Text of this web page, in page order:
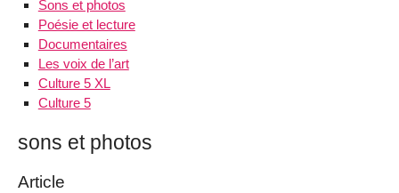
Sons et photos
Poésie et lecture
Documentaires
Les voix de l’art
Culture 5 XL
Culture 5
sons et photos
Article